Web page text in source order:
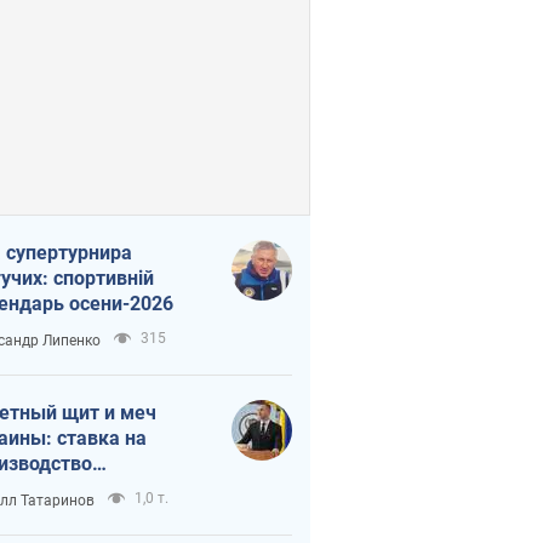
спортивній
осени-2026
Липенко 315
щит и меч
ставка на
ракет
Татаринов 1,0 т.